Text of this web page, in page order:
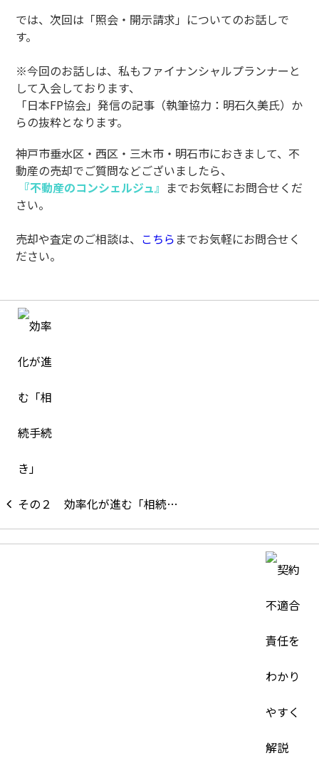
では、次回は「照会・開示請求」についてのお話しで
す。
※今回のお話しは、私もファイナンシャルプランナーと
して入会しております、
「日本FP協会」発信の記事（執筆協力：明石久美氏）か
らの抜粋となります。
神戸市垂水区・西区・三木市・明石市におきまして、不
動産の売却でご質問などございましたら、
『不動産のコンシェルジュ』 までお気軽にお問合せくだ
さい。
売却や査定のご相談は、 こちら までお気軽にお問合せく
ださい。
効率化が進む「相続…